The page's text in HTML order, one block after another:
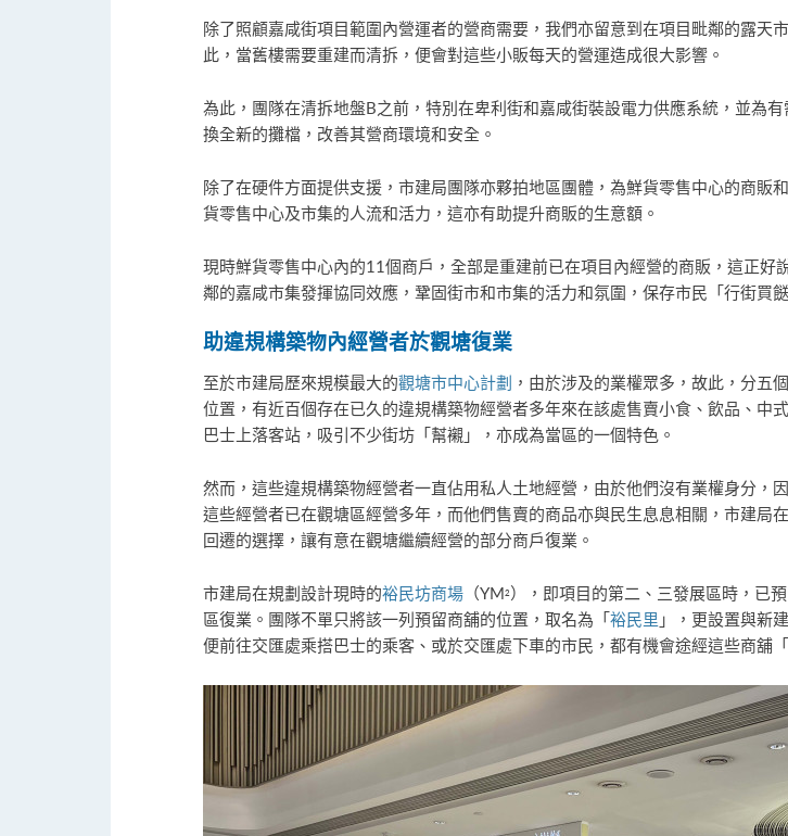
除了照顧嘉咸街項目範圍內營運者的營商需要，我們亦留意到在項目毗鄰的露天
此，當舊樓需要重建而清拆，便會對這些小販每天的營運造成很大影響。
為此，團隊在清拆地盤B之前，特別在卑利街和嘉咸街裝設電力供應系統，並為
換全新的攤檔，改善其營商環境和安全。
除了在硬件方面提供支援，市建局團隊亦夥拍地區團體，為鮮貨零售中心的商
貨零售中心及市集的人流和活力，這亦有助提升商販的生意額。
現時鮮貨零售中心內的11個商戶，全部是重建前已在項目內經營的商販，這正
鄰的嘉咸市集發揮協同效應，鞏固街市和市集的活力和氛圍，保存市民「行街買
助違規構築物內經營者於觀塘復業
至於市建局歷來規模最大的觀塘市中心計劃 ，由於涉及的業權眾多，故此，分五
位置，有近百個存在已久的違規構築物經營者多年來在該處售賣小食、飲品、中
巴士上落客站，吸引不少街坊「幫襯」，亦成為當區的一個特色。
然而，這些違規構築物經營者一直佔用私人土地經營，由於他們沒有業權身分，
這些經營者已在觀塘區經營多年，而他們售賣的商品亦與民生息息相關，市建
回遷的選擇，讓有意在觀塘繼續經營的部分商戶復業。
市建局在規劃設計現時的裕民坊商場 （YM2），即項目的第二、三發展區時，已
區復業。團隊不單只將該一列預留商舖的位置，取名為「裕民里 」，更設置與新
便前往交匯處乘搭巴士的乘客、或於交匯處下車的市民，都有機會途經這些商舖